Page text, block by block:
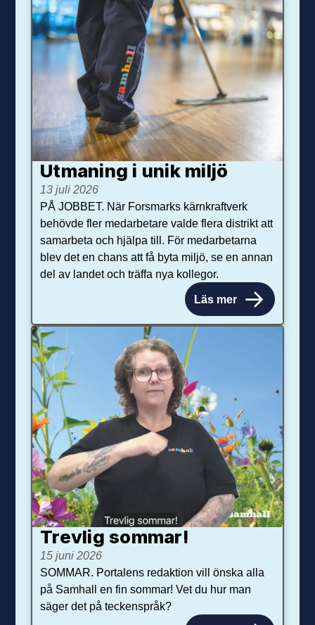
Utmaning i unik miljö
13 juli 2026
PÅ JOBBET. När Forsmarks kärnkraftverk
behövde fler medarbetare valde flera distrikt att
samarbeta och hjälpa till. För medarbetarna
blev det en chans att få byta miljö, se en annan
del av landet och träffa nya kollegor.
Läs mer
Trevlig sommar!
15 juni 2026
SOMMAR. Portalens redaktion vill önska alla
på Samhall en fin sommar! Vet du hur man
säger det på teckenspråk?